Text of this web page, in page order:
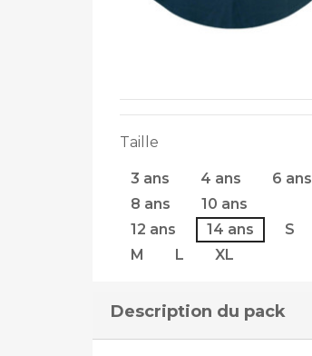
Taille
3 ans 4 ans
6 ans
8 ans
10 ans
12 ans
14 ans
S
M
L XL
Description du pack